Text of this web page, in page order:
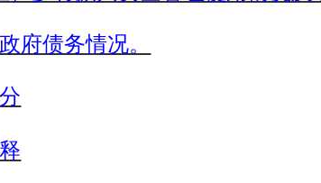
府债务情况。